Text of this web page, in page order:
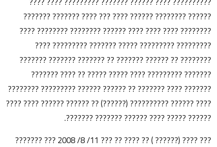
?????? ???????? ?????? ???? ??? ???? ??????? ???????
???????? ???? ???? ???? ?????? ???????? ???????? ????
????????? ????????? ????? ??????? ????????? ????
???????? ?? ?????? ??????? ?? ??????? ??????? ???????
??????? ????????? ???? ????? ????? ?? ???? ???????
??????? ???? ??????? ?? ?????? ?????? ????????? ????????
???? ?????? ?????????? (??????) ?? ?????? ?????? ???? ????
?????? ????? ???? ?????? ??????? ???????.
??? ???? (?????? ) ?? ???? ?? ??? 11/ 8/ 2008 ??? ???????